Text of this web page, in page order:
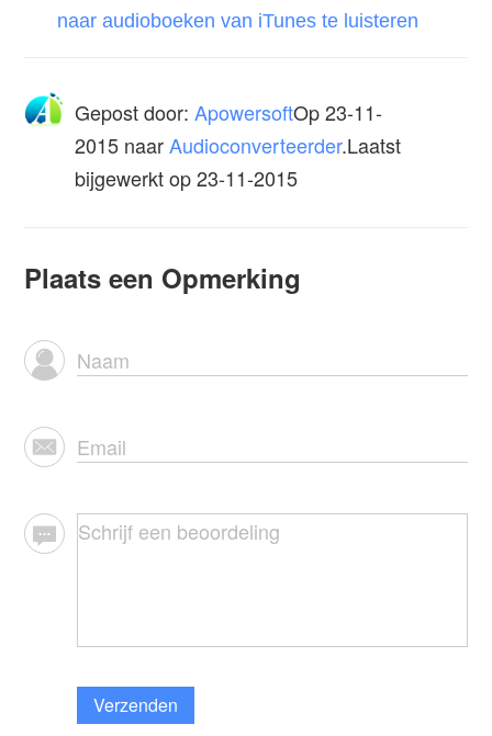
naar audioboeken van iTunes te luisteren
Gepost door: ApowersoftOp23-11-
2015 naar Audioconverteerder.Laatst
bijgewerkt op 23-11-2015
Plaats een Opmerking
Verzenden